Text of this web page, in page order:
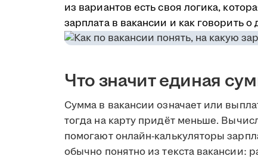
из вариантов есть своя логика,
зарплата в вакансии и как говорить
Что значит единая
Сумма в вакансии означает или
тогда на карту придёт меньше.
помогают онлайн-калькуляторы
обычно понятно из текста вакансии: